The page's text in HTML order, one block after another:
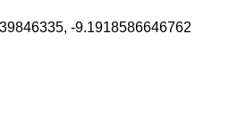
-9.1918586646762